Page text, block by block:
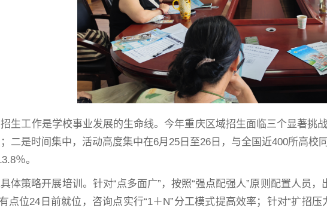
生工作是学校事业发展的生命线。今年重庆区域招生面临三个显著挑
二是时间集中，活动高度集中在6月25日至26日，与全国近400所高
％。
体策略开展培训。针对“点多面广”，按照“强点配强人”原则配置人员
点位24日前就位，咨询点实行“1＋N”分工模式提高效率；针对“扩招